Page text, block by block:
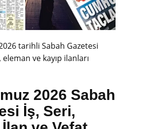
tarihli Sabah Gazetesi
ve kayıp ilanları
2026 Sabah
İş, Seri,